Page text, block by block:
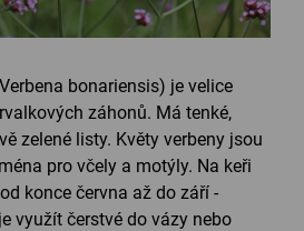
bonariensis) je velice
záhonů. Má tenké,
zelené listy. Květy verbeny jsou
pro včely a motýly. Na keři
konce června až do září -
využít čerstvé do vázy nebo